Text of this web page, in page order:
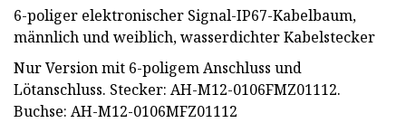
6-poliger elektronischer Signal-IP67-Kabelbaum,
männlich und weiblich, wasserdichter Kabelstecker
Nur Version mit 6-poligem Anschluss und
Lötanschluss. Stecker: AH-M12-0106FMZ01112.
Buchse: AH-M12-0106MFZ01112